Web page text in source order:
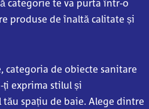
categorie te va purta într-o
produse de înaltă calitate și
categoria de obiecte sanitare
exprima stilul și
spațiu de baie. Alege dintre